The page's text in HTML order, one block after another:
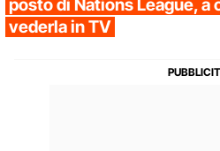
posto di Nations League, a
vederla in TV